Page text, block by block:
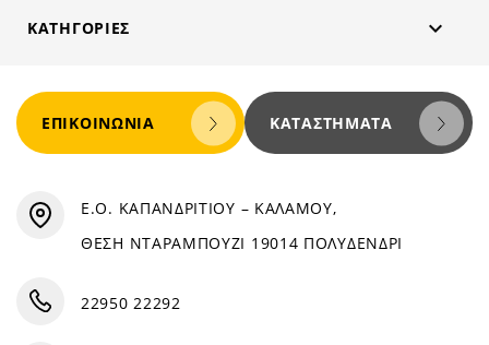
ΚΑΤΗΓΟΡΊΕΣ 
ΕΠΙΚΟΙΝΩΝΊΑ ΚΑΤΑΣΤΉΜΑΤΑ
Ε.Ο. ΚΑΠΑΝΔΡΙΤΙΟΥ – ΚΑΛΑΜΟΥ,
ΘΕΣΗ ΝΤΑΡΑΜΠΟΥΖΙ 19014 ΠΟΛΥΔΕΝΔΡΙ
22950 22292